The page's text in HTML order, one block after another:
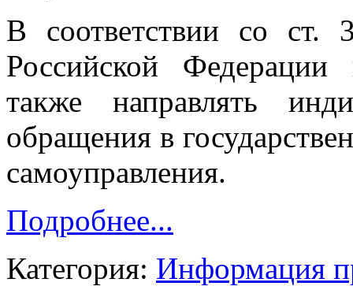
В соответствии со ст.
Российской
также направлять
обращения в
самоуправления.
Подробнее...
Категория: Информация